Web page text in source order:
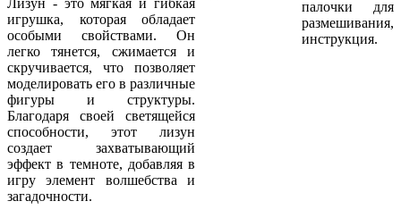
Лизун - это мягкая и гибкая
игрушка, которая обладает
особыми свойствами. Он
легко тянется, сжимается и
скручивается, что позволяет
моделировать его в различные
фигуры и структуры.
Благодаря своей светящейся
способности, этот лизун
создает захватывающий
эффект в темноте, добавляя в
игру элемент волшебства и
загадочности.
палочки для
размешивания,
инструкция.